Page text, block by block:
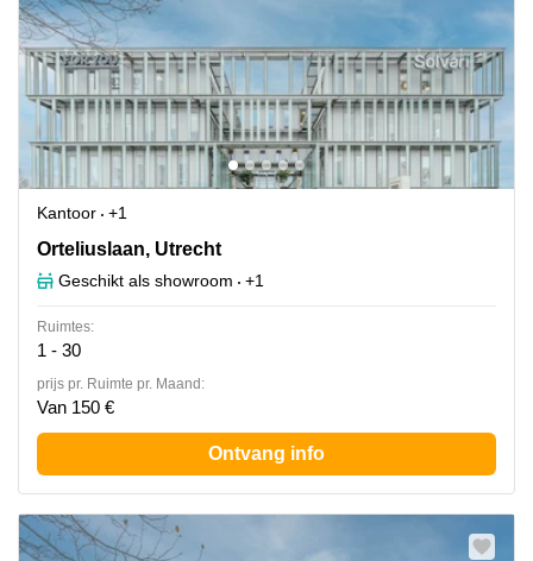
Kantoor
+1
Orteliuslaan 850, Utrecht
Orteliuslaan, Utrecht
Geschikt als showroom +1
Ruimtes:
1 - 30
prijs pr. Ruimte pr. Maand:
Van 150 €
Ontvang info